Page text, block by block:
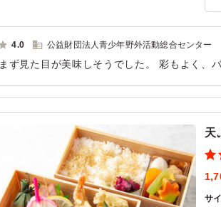
4.0 公益財団法人青少年野外活動総合センター
まず見た目が美味しそうでした。 彩もよく、
天
サ